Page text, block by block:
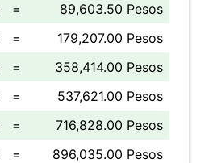
=
89,603.50 Pesos
=
179,207.00 Pesos
=
358,414.00 Pesos
=
537,621.00 Pesos
=
716,828.00 Pesos
=
896,035.00 Pesos